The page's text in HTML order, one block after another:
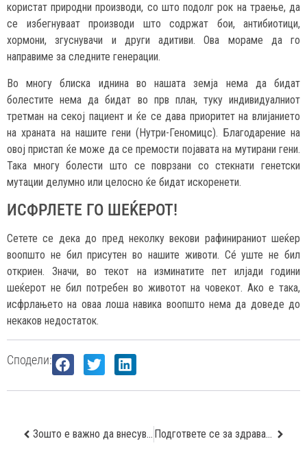
користат природни производи, со што подолг рок на траење, да
се избегнуваат производи што содржат бои, антибиотици,
хормони, згуснувачи и други адитиви. Ова мораме да го
направиме за следните генерации.
Во многу блиска иднина во нашата земја нема да бидат
болестите нема да бидат во прв план, туку индивидуалниот
третман на секој пациент и ќе се дава приоритет на влијанието
на храната на нашите гени (Нутри-Геномицс). Благодарение на
овој пристап ќе може да се премости појавата на мутирани гени.
Така многу болести што се поврзани со стекнати генетски
мутации делумно или целосно ќе бидат искоренети.
ИСФРЛЕТЕ ГО ШЕЌЕРОТ!
Сетете се дека до пред неколку векови рафинираниот шеќер
воопшто не бил присутен во нашите животи. Сé уште не бил
откриен. Значи, во текот на изминатите пет илјади години
шеќерот не бил потребен во животот на човекот. Ако е така,
исфрлањето на оваа лоша навика воопшто нема да доведе до
некаков недостаток.
Сподели:
Зошто е важно да внесуваме витамин Е? Подгответе се за здрава бременост